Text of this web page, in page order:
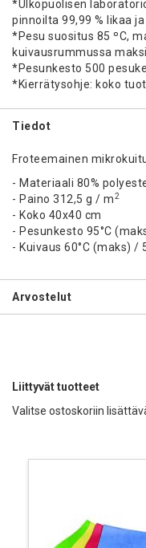
*Ulkopuolisen
pinnoilta 99,99 % likaa ja
*Pesu suositus 85 ºC,
kuivausrummussa
*Pesunkesto 500
*Kierrätysohje: koko
Tiedot
Froteemainen
- Materiaali 80%
- Paino 312,5 g / m2
- Koko 40x40 cm
- Pesunkesto 95°C
- Kuivaus 60°C (maks) /
Arvostelut
Liittyvät tuotteet
Valitse ostoskoriin